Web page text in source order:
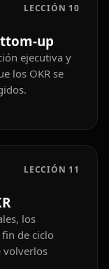
LECCIÓN 10
up
ejecutiva y
los OKR se
LECCIÓN 11
los
de ciclo
volverlos